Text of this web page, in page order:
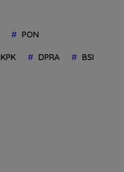
PON
KPK DPRA BSI